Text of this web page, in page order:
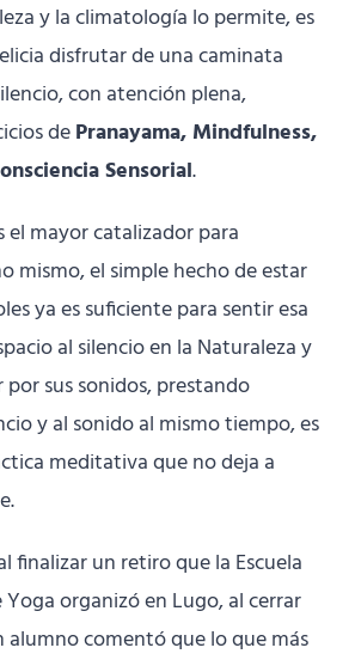
y la climatología lo permite, es
disfrutar de una caminata
con atención plena,
dePranayama, Mindfulness,
Sensorial.
el mayor catalizador para
mismo, el simple hecho de estar
ya es suficiente para sentir esa
al silencio en la Naturaleza y
sus sonidos, prestando
y al sonido al mismo tiempo, es
meditativa que no deja a
finalizar un retiro que la Escuela
organizó en Lugo, al cerrar
alumno comentó que lo que más